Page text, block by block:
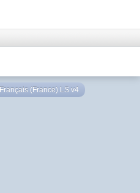
Français (France) LS v4